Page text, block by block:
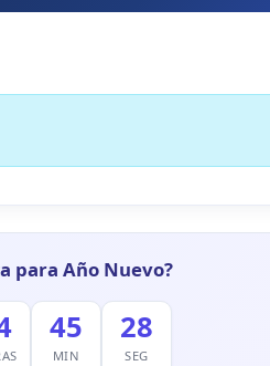
para Año Nuevo?
45
MIN
27
SEG